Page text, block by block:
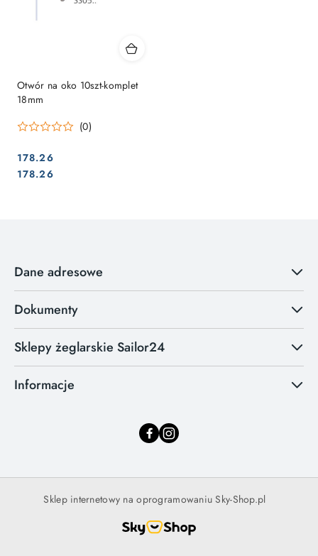
Otwór na oko 10szt-komplet
18mm
(0)
Cena:
178.26
Cena:
178.26
Dane adresowe
Dokumenty
Sklepy żeglarskie Sailor24
Informacje
Sklep internetowy na oprogramowaniu Sky-Shop.pl